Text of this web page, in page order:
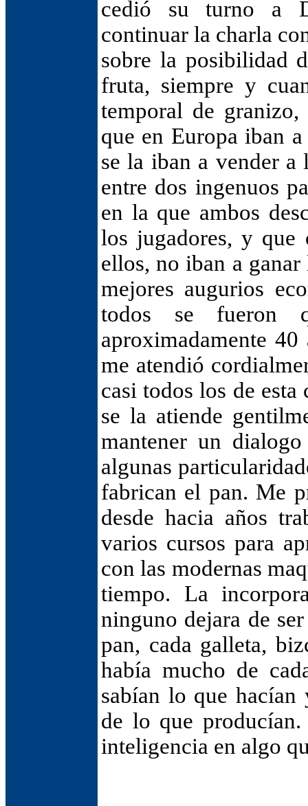
cedió su turno a
continuar la charla
sobre la posibilidad
fruta, siempre y
temporal de
que en Europa iban
se la iban a vender a
entre dos ingenuos
en la que ambos
los jugadores, y que
ellos, no iban a
mejores augurios
todos se fueron
aproximadamente
me atendió
casi todos los de esta
se la atiende
mantener un
algunas
fabrican el pan. Me
desde hacia años
varios cursos para
con las modernas
tiempo. La
ninguno dejara de
pan, cada galleta,
había mucho de
sabían lo que hacían
de lo que
inteligencia en algo